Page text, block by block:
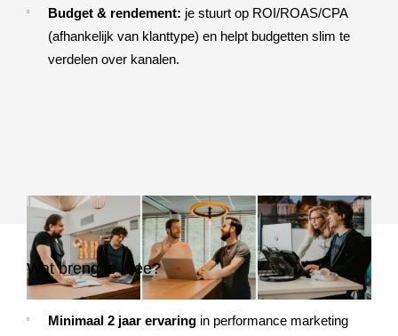
Budget & rendement: je stuurt op ROI/ROAS/CPA
(afhankelijk van klanttype) en helpt budgetten slim te
verdelen over kanalen.
Wat breng je mee?
Minimaal 2 jaar ervaring in performance marketing